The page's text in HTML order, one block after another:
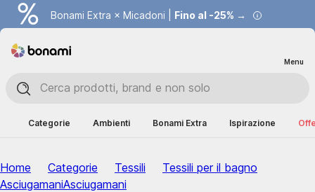
Bonami Extra × Micadoni | Fino al -25% →
Menu
Categorie Ambienti Bonami Extra Ispirazione
Home Categorie Tessili
Tessili per il bagno
AsciugamaniAsciugamani